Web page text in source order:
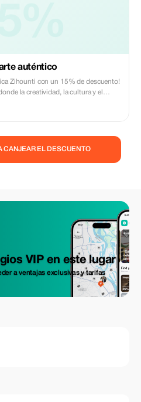
auténtico
Zihounti con un 15% de descuento!
la cerámica o el arte mural en un
CANJEAR EL DESCUENTO
VIP en este lugar
a ventajas exclusivas y tarifas